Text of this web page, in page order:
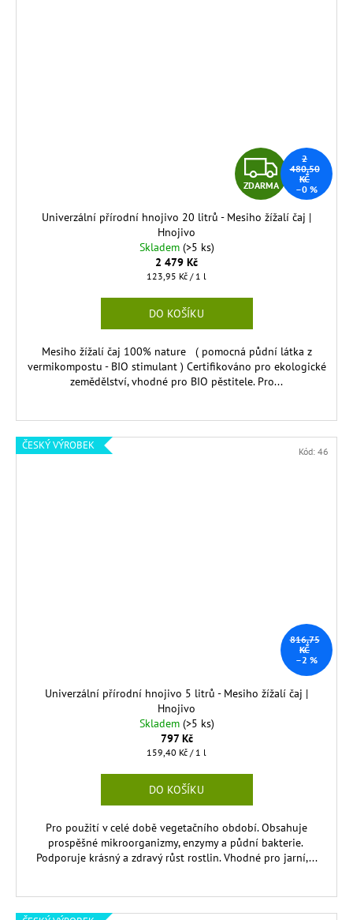
Z
D
ZDARMA
2
480,50
KČ
–0 %
Univerzální přírodní hnojivo 20 litrů - Mesiho žížalí čaj |
Hnojivo
Skladem (>5 ks)
2 479 Kč
Měrná
123,95 Kč / 1 l
DO KOŠÍKU
Mesiho žížalí čaj 100% nature ( pomocná půdní látka z
vermikompostu - BIO stimulant ) Certifikováno pro ekologické
zemědělství, vhodné pro BIO pěstitele. Pro...
ČESKÝ VÝROBEK
816,75
KČ
–2 %
Univerzální přírodní hnojivo 5 litrů - Mesiho žížalí čaj |
Hnojivo
Skladem (>5 ks)
797 Kč
Měrná
159,40 Kč / 1 l
DO KOŠÍKU
Pro použití v celé době vegetačního období. Obsahuje
prospěšné mikroorganizmy, enzymy a půdní bakterie.
Podporuje krásný a zdravý růst rostlin. Vhodné pro jarní,...
Kód: 46